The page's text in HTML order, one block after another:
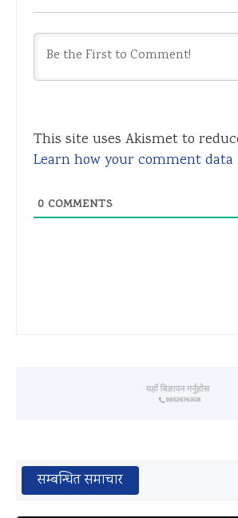
This site uses Akismet to
Learn how your comment data
0 COMMENTS
सम्बन्धित समाचार